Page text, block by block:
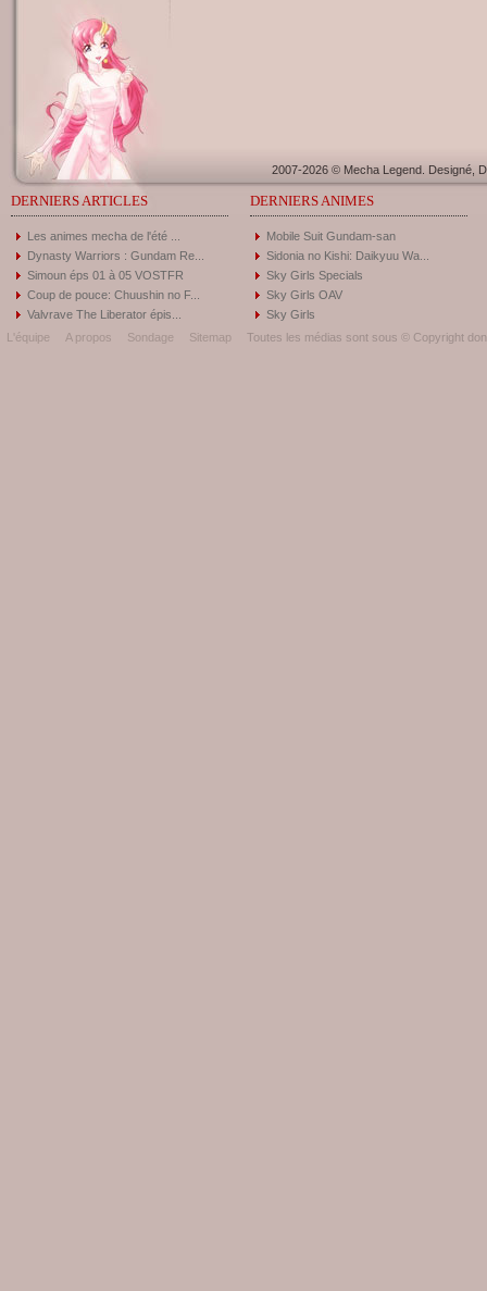
2007-2026 © Mecha Legend. Designé,
DERNIERS ARTICLES
Les animes mecha de l'été ...
Dynasty Warriors : Gundam Re...
Simoun éps 01 à 05 VOSTFR
Coup de pouce: Chuushin no F...
Valvrave The Liberator épis...
DERNIERS ANIMES
Mobile Suit Gundam-san
Sidonia no Kishi: Daikyuu Wa...
Sky Girls Specials
Sky Girls OAV
Sky Girls
L'équipe
A propos Sondage Sitemap Toutes les médias sont sous © Copyright